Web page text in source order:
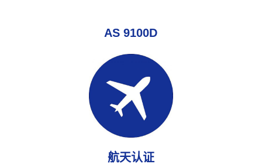
AS 9100D
航天认证